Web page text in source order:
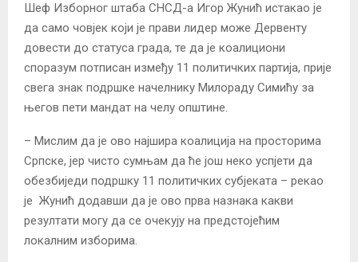
Шеф Изборног штаба СНСД-а Игор Жунић истакао је
да само човјек који је прави лидер може Дервенту
довести до статуса града, те да је коалициони
споразум потписан између 11 политичких партија, прије
свега знак подршке начелнику Милораду Симићу за
његов пети мандат на челу општине.
– Мислим да је ово најшира коалиција на просторима
Српске, јер чисто сумњам да ће још неко успјети да
обезбиједи подршку 11 политичких субјеката – рекао
је Жунић додавши да је ово прва назнака какви
резултати могу да се очекују на предстојећим
локалним изборима.